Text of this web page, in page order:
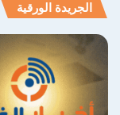
الجريدة الورقية